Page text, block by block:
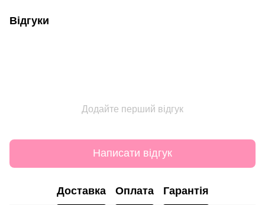
Відгуки
Додайте перший відгук
Написати відгук
Доставка Оплата Гарантія